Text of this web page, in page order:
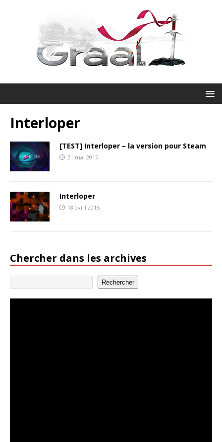
Interloper
[TEST] Interloper – la version pour Steam
21 mai 2015
Interloper
18 avril 2015
Chercher dans les archives
Rechercher